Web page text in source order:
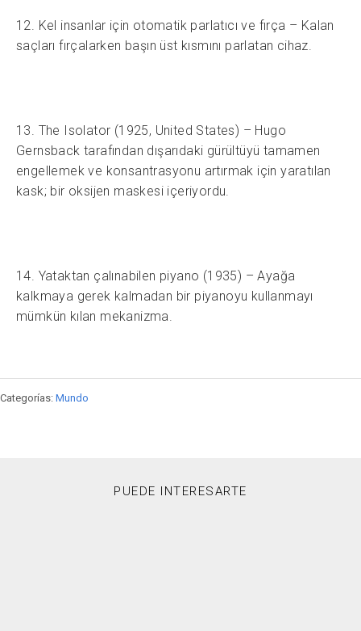
12. Kel insanlar için otomatik parlatıcı ve fırça – Kalan
saçları fırçalarken başın üst kısmını parlatan cihaz.
13. The Isolator (1925, United States) – Hugo
Gernsback tarafından dışarıdaki gürültüyü tamamen
engellemek ve konsantrasyonu artırmak için yaratılan
kask; bir oksijen maskesi içeriyordu.
14. Yataktan çalınabilen piyano (1935) – Ayağa
kalkmaya gerek kalmadan bir piyanoyu kullanmayı
mümkün kılan mekanizma.
Categorías: Mundo
PUEDE INTERESARTE